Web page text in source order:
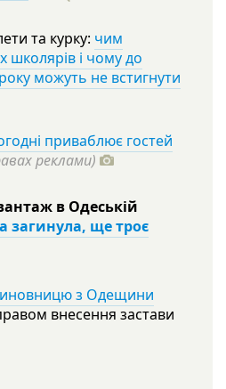
та курку: чим
школярів і чому до
можуть не встигнути
приваблює гостей
реклами)
в Одеській
загинула, ще троє
з Одещини
внесення застави